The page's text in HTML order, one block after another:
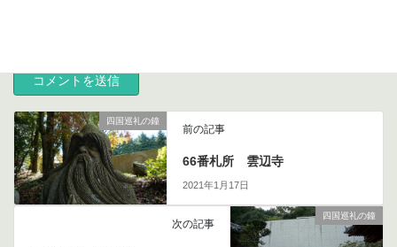
四国巡礼の鐘
前の記事
66番札所 雲辺寺
2021年1月17日
四国巡礼の鐘
次の記事